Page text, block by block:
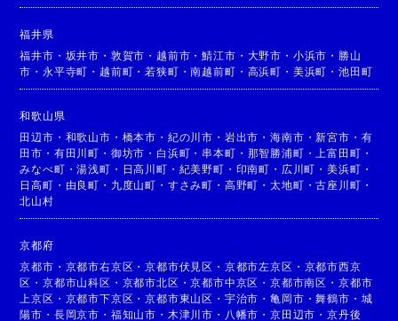
福井県
福井市 ・ 坂井市 ・ 敦賀市 ・ 越前市 ・鯖江市 ・ 大野市 ・ 小浜市 ・ 勝山
市 ・永平寺町 ・ 越前町 ・若狭町 ・南越前町 ・ 高浜町 ・ 美浜町 ・ 池田町
和歌山県
田辺市 ・ 和歌山市 ・ 橋本市 ・ 紀の川市 ・ 岩出市 ・海南市 ・新宮市 ・ 有
田市 ・ 有田川町 ・ 御坊市 ・ 白浜町 ・ 串本町 ・ 那智勝浦町 ・ 上富田町 ・
みなべ町 ・湯浅町 ・ 日高川町 ・ 紀美野町 ・ 印南町 ・ 広川町 ・美浜町 ・
日高町 ・ 由良町 ・ 九度山町 ・ すさみ町 ・ 高野町 ・太地町 ・古座川町 ・
北山村
京都府
京都市 ・ 京都市右京区 ・京都市伏見区 ・ 京都市左京区 ・ 京都市西京
区 ・京都市山科区 ・ 京都市北区 ・京都市中京区 ・京都市南区 ・ 京都市
上京区 ・ 京都市下京区 ・京都市東山区 ・ 宇治市 ・亀岡市 ・舞鶴市 ・ 城
陽市 ・ 長岡京市 ・ 福知山市 ・ 木津川市 ・ 八幡市 ・京田辺市 ・京丹後